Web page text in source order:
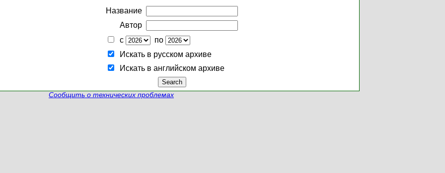
Название
Автор
с
по
Искать в русском архиве
Искать в английском архиве
Сообщить о технических проблемах